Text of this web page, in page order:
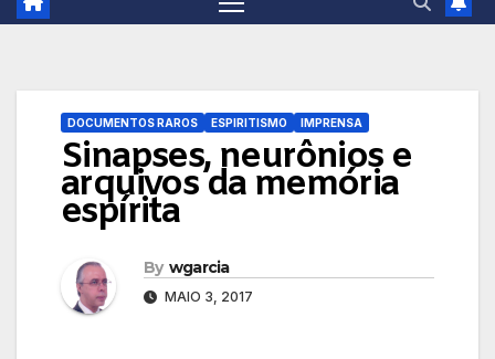
DOCUMENTOS RAROS ESPIRITISMO IMPRENSA
Sinapses, neurônios e
arquivos da memória
espírita
By wgarcia
MAIO 3, 2017